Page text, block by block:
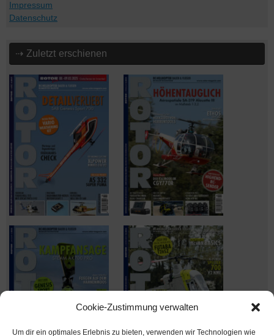
Cookie-Zustimmung verwalten
Um dir ein optimales Erlebnis zu bieten, verwenden wir Technologien wie
Impressum
Datenschutz
⇢ Zuletzt erschienen